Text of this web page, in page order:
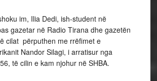
im, Ilia Dedi, ish-student në
gazetar në Radio Tirana dhe gazetën
cilat përputhen me rrëfimet e
Nandor Silagi, i arratisur nga
të cilin e kam njohur në SHBA.